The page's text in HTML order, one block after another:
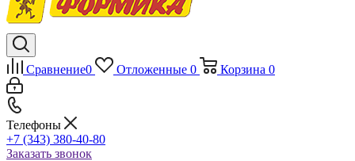
Сравнение0 Отложенные 0 Корзина 0
Телефоны
+7 (343) 380-40-80
Заказать звонок